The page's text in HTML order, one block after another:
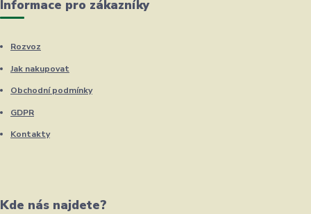
Informace pro zákazníky
Rozvoz
Jak nakupovat
Obchodní podmínky
GDPR
Kontakty
Kde nás najdete?